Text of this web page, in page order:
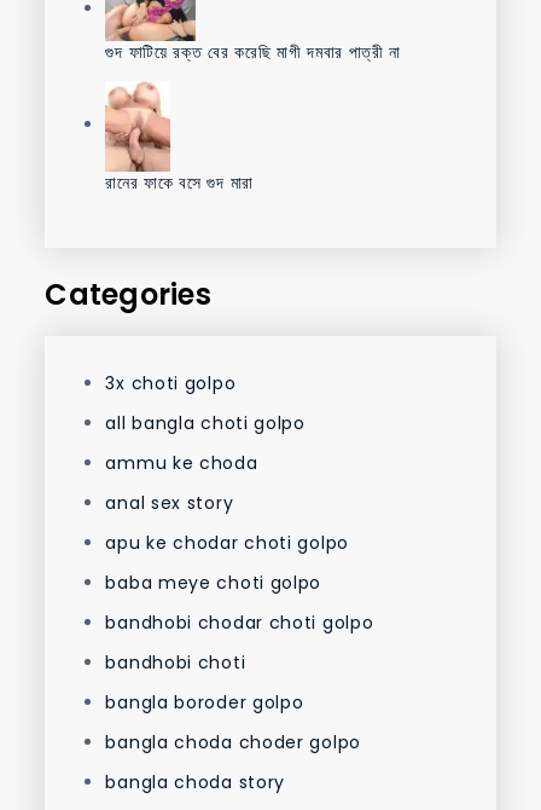
গুদ ফাটিয়ে রক্ত বের করেছি মাগী দমবার পাত্রী না
রানের ফাকে বসে গুদ মারা
Categories
3x choti golpo
all bangla choti golpo
ammu ke choda
anal sex story
apu ke chodar choti golpo
baba meye choti golpo
bandhobi chodar choti golpo
bandhobi choti
bangla boroder golpo
bangla choda choder golpo
bangla choda story